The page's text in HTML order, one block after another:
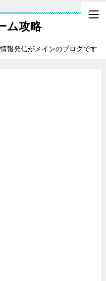
ム攻略
報発信がメインのブログです